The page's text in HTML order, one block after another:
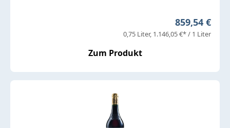
Regulärer
859,54 €
0,75 Liter 1.146,05 €* / 1 Liter
Zum Produkt